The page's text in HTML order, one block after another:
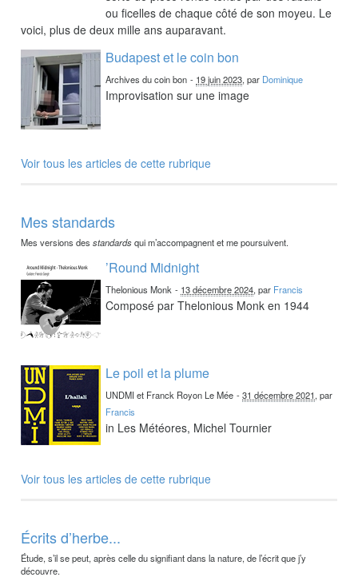
ou ficelles de chaque côté de son moyeu. Le
voici, plus de deux mille ans auparavant.
Budapest et le coin bon
Archives du coin bon - 19 juin 2023, par Dominique
Improvisation sur une image
Voir tous les articles de cette rubrique
Mes standards
Mes versions desstandardsqui m’accompagnent et me poursuivent.
’Round Midnight
Thelonious Monk - 13 décembre 2024, par Francis
Composé par Thelonious Monk en 1944
Le poil et la plume
UNDMI et Franck Royon Le Mée -31 décembre 2021, par
Francis
in Les Météores, Michel Tournier
Voir tous les articles de cette rubrique
Écrits d’herbe...
Étude, s’il se peut, après celle du signifiant dans la nature, de l’écrit que j’y
découvre.